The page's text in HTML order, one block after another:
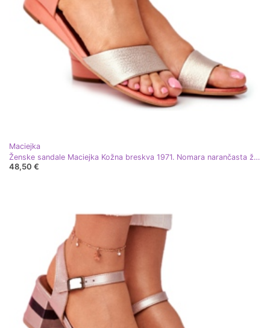
Maciejka
Ženske sandale Maciejka Kožna breskva 1971. Nomara narančasta žuta boja
48,50 €